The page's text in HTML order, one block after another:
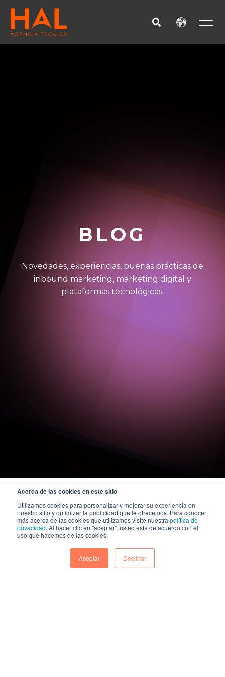
Acerca de las cookies en este sitio
Utilizamos cookies para personalizar y mejorar su experiencia en
nuestro sitio y optimizar la publicidad que le ofrecemos. Para conocer
más acerca de las cookies que utilizamos visite nuestra política de
privacidad. Al hacer clic en "aceptar", usted está de acuerdo con el
uso que hacemos de las cookies.
Aceptar Declinar
BLOG
Novedades, experiencias, buenas prácticas de
inbound marketing, marketing digital y
plataformas tecnológicas.